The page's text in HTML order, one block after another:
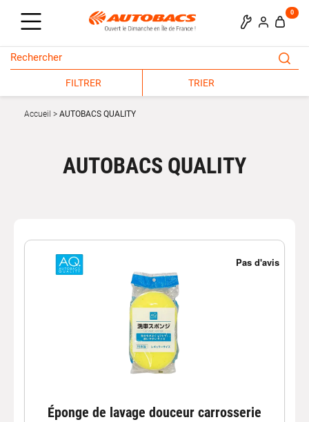
0
FILTRER TRIER
Accueil AUTOBACS QUALITY
AUTOBACS QUALITY
Éponge de lavage douceur carrosserie